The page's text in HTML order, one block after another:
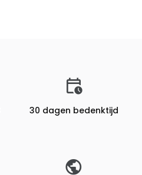
30 dagen bedenktijd